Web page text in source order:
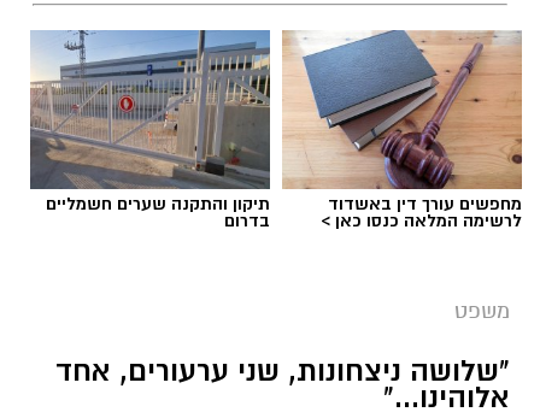
מחפשים עורך דין באשדוד
לרשימה המלאה כנסו כאן >
תיקון והתקנה שערים חשמליים
בדרום
משפט
"שלושה ניצחונות, שני ערעורים, אחד
אלוהינו..."